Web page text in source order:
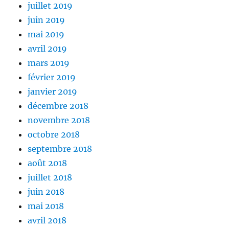
juillet 2019
juin 2019
mai 2019
avril 2019
mars 2019
février 2019
janvier 2019
décembre 2018
novembre 2018
octobre 2018
septembre 2018
août 2018
juillet 2018
juin 2018
mai 2018
avril 2018